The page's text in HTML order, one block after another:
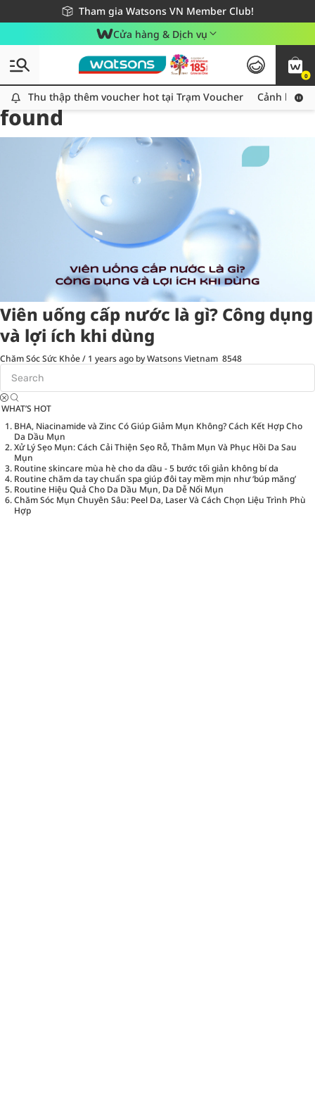
Tham gia Watsons VN Member Club!
Miễn phí giao hàng cho đơn hàng từ 249,000Đ
Giao hàng nhanh 24h - Áp dụng khu vực TP. Hồ Chí Minh
Cửa hàng & Dịch vụ
0
Thu thập thêm voucher hot tại Trạm Voucher
Thu thập thêm voucher hot tại Trạm Voucher Cảnh báo
Tag:vienuong1 item(s)
found
Viên uống cấp nước là gì? Công dụng
và lợi ích khi dùng
Chăm Sóc Sức Khỏe/ 1 years ago by Watsons Vietnam 8548
WHAT’S HOT
BHA, Niacinamide và Zinc Có Giúp Giảm Mụn Không? Cách Kết Hợp Cho
Da Dầu Mụn
Xử Lý Sẹo Mụn: Cách Cải Thiện Sẹo Rỗ, Thâm Mụn Và Phục Hồi Da Sau
Mụn
Routine skincare mùa hè cho da dầu - 5 bước tối giản không bí da
Routine chăm da tay chuẩn spa giúp đôi tay mềm mịn như ‘búp măng’
Routine Hiệu Quả Cho Da Dầu Mụn, Da Dễ Nổi Mụn
Chăm Sóc Mụn Chuyên Sâu: Peel Da, Laser Và Cách Chọn Liệu Trình Phù
Hợp